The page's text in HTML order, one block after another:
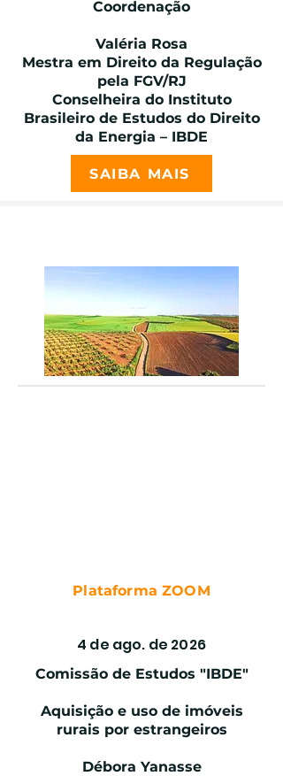
Coordenação
Valéria Rosa
Mestra em Direito da Regulação
pela FGV/RJ
Conselheira do Instituto
Brasileiro de Estudos do Direito
da Energia – IBDE
SAIBA MAIS
Plataforma ZOOM
4 de ago. de 2026
Comissão de Estudos "IBDE"
Aquisição e uso de imóveis
rurais por estrangeiros
Débora Yanasse